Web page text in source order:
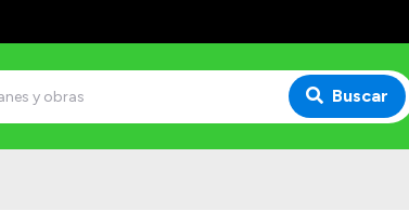
Buscar